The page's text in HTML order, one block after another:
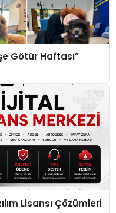
Götür Haftası”
Lisansı Çözümleri